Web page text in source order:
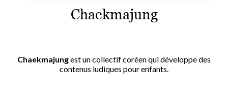
Chaekmajung
Chaekmajungest un collectif coréen qui développe des
contenus ludiques pour enfants.